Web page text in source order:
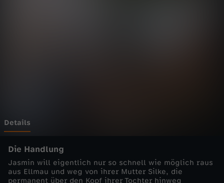
r
-
I
Details
Die Handlung
Jasmin will eigentlich nur so schnell wie möglich raus
aus Ellmau und weg von ihrer Mutter Silke, die
permanent über den Kopf ihrer Tochter hinweg